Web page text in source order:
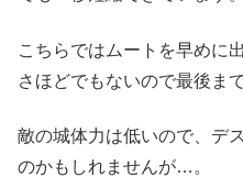
こちらではムートを早めに
さほどでもないので最後ま
敵の城体力は低いので、デ
のかもしれませんが…。